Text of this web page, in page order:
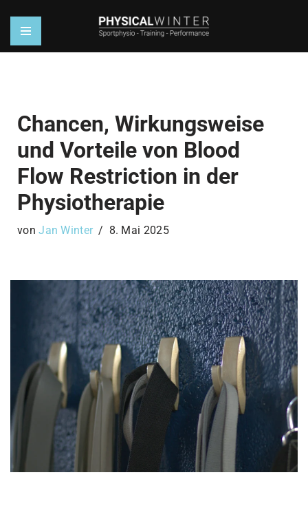
Zum
Inhalt
Chancen, Wirkungsweise
und Vorteile von Blood
Flow Restriction in der
Physiotherapie
vonJan Winter 8. Mai 2025